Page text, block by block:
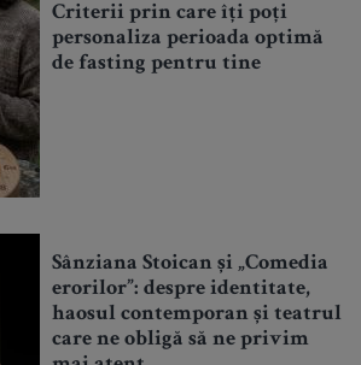
Criterii prin care îți poți
personaliza perioada optimă
de fasting pentru tine
Sânziana Stoican și „Comedia
erorilor”: despre identitate,
haosul contemporan și teatrul
care ne obligă să ne privim